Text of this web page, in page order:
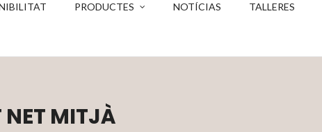
PRODUCTES NOTÍCIAS TALLERES
NET MITJÀ